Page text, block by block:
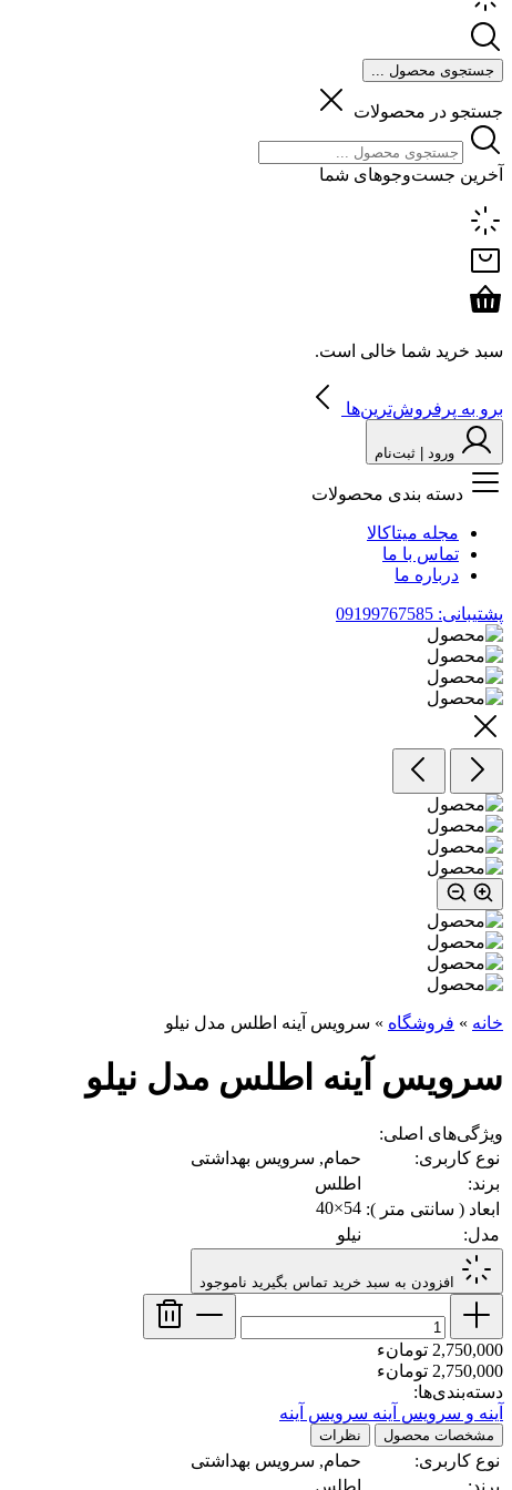
جستجوی محصول ...
جستجو در محصولات
آخرین جست‌وجوهای شما
سبد خرید شما خالی است.
برو به پرفروش‌ترین‌ها
ورود | ثبت‌نام
دسته بندی محصولات
مجله میتاکالا
تماس با ما
درباره ما
پشتیبانی: 09199767585
خانه » فروشگاه » سرویس آینه اطلس مدل نیلو
سرویس آینه اطلس مدل نیلو
ویژگی‌های اصلی:
نوع کاربری:
حمام, سرویس بهداشتی
برند:
اطلس
ابعاد ( سانتی متر ): 54×40
مدل:
نیلو
افزودن به سبد خرید تماس بگیرید ناموجود
2,750,000 تومانء
2,750,000 تومانء
دسته‌بندی‌ها:
آینه و سرویس آینه سرویس آینه
مشخصات محصول نظرات
نوع کاربری:
حمام, سرویس بهداشتی
برند:
اطلس